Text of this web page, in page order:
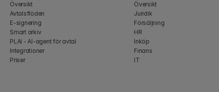
Översikt
Avtalsflöden
E-signering
Smart arkiv
PLAI - AI-agent för avtal
Integrationer
Priser
Översikt
Juridik
Försäljning
HR
Inköp
Finans
IT